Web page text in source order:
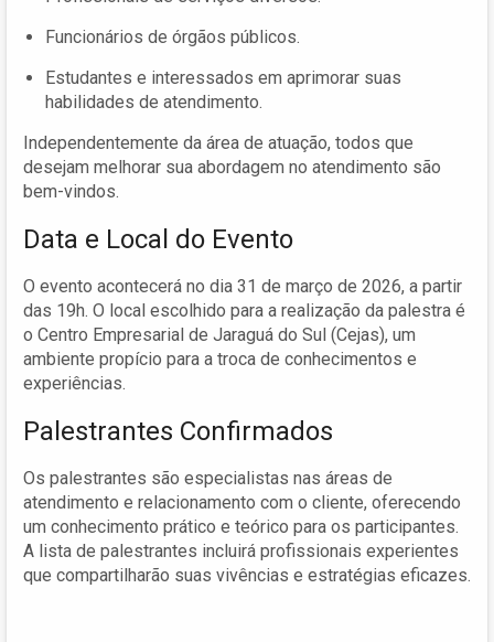
Funcionários de órgãos públicos.
Estudantes e interessados em aprimorar suas
habilidades de atendimento.
Independentemente da área de atuação, todos que
desejam melhorar sua abordagem no atendimento são
bem-vindos.
Data e Local do Evento
O evento acontecerá no dia 31 de março de 2026, a partir
das 19h. O local escolhido para a realização da palestra é
o Centro Empresarial de Jaraguá do Sul (Cejas), um
ambiente propício para a troca de conhecimentos e
experiências.
Palestrantes Confirmados
Os palestrantes são especialistas nas áreas de
atendimento e relacionamento com o cliente, oferecendo
um conhecimento prático e teórico para os participantes.
A lista de palestrantes incluirá profissionais experientes
que compartilharão suas vivências e estratégias eficazes.